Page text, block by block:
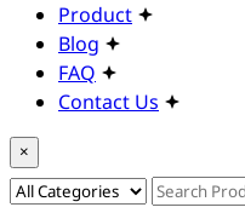
Product
Blog
FAQ
Contact Us
×